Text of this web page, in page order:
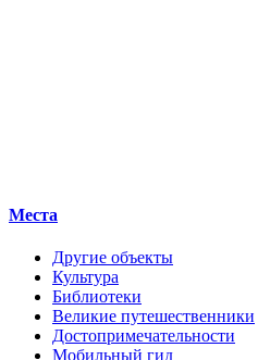
Места
Другие объекты
Культура
Библиотеки
Великие путешественники
Достопримечательности
Мобильный гид